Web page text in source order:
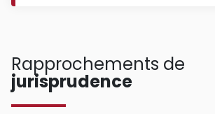
Rapprochements de
jurisprudence